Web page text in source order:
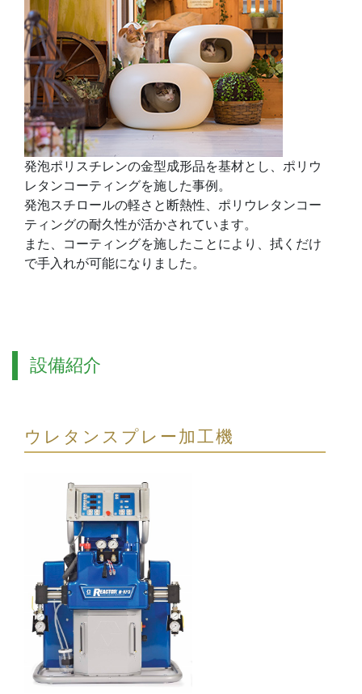
発泡ポリスチレンの金型成形品を基材とし、ポリウ
レタンコーティングを施した事例。
発泡スチロールの軽さと断熱性、ポリウレタンコー
ティングの耐久性が活かされています。
また、コーティングを施したことにより、拭くだけ
で手入れが可能になりました。
設備紹介
ウレタンスプレー加工機